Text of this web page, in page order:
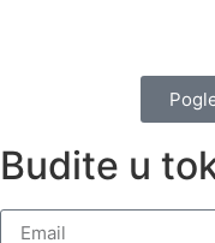
Budite u